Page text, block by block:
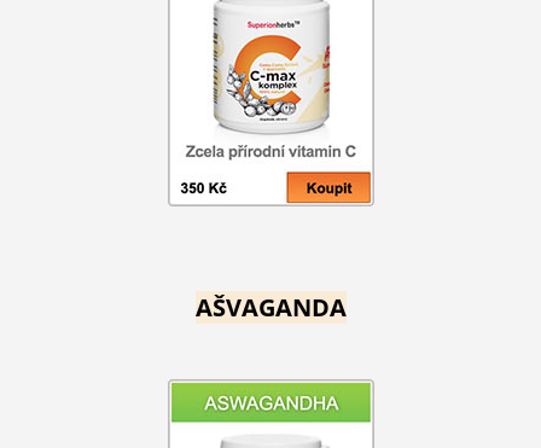
AŠVAGANDA